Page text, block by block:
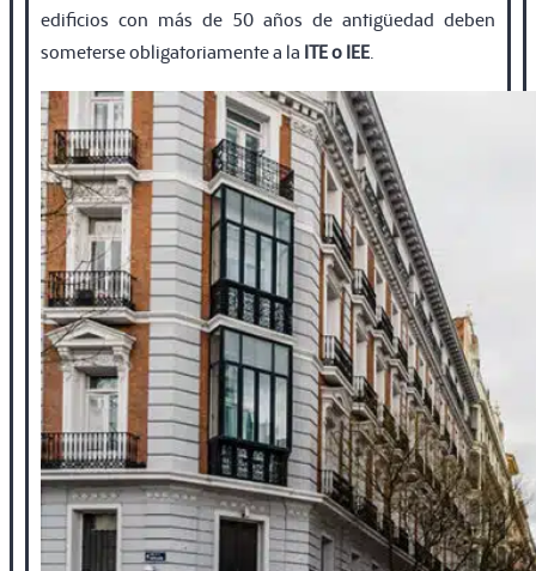
ediﬁcios con más de 50 años de antigüedad deben
someterse obligatoriamente a la ITE o IEE